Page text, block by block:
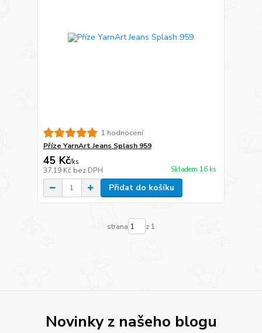
1 hodnocení
Příze YarnArt Jeans Splash 959
45 Kč/ks
37,19 Kč bez DPH Skladem 16 ks
Přidat do košíku
strana z 1
Novinky z našeho blogu